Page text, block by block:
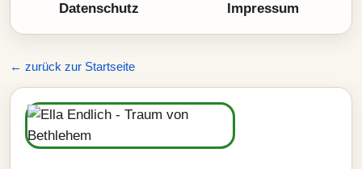
Datenschutz Impressum
← zurück zur Startseite